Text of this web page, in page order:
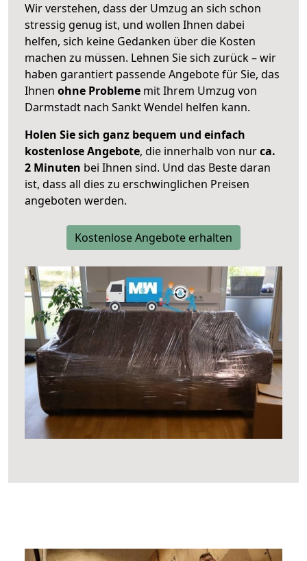
Wir verstehen, dass der Umzug an sich schon
stressig genug ist, und wollen Ihnen dabei
helfen, sich keine Gedanken über die Kosten
machen zu müssen. Lehnen Sie sich zurück – wir
haben garantiert passende Angebote für Sie, das
Ihnen ohne Probleme mit Ihrem Umzug von
Darmstadt nach Sankt Wendel helfen kann.
Holen Sie sich ganz bequem und einfach
kostenlose Angebote, die innerhalb von nurca.
2 Minuten bei Ihnen sind. Und das Beste daran
ist, dass all dies zu erschwinglichen Preisen
angeboten werden.
Kostenlose Angebote erhalten